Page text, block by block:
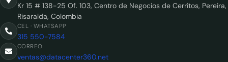
Kr 15 # 138-25 Of. 103, Centro de Negocios de Cerritos, Pereira,
Risaralda, Colombia
CEL · WHATSAPP
315 550-7584
CORREO
ventas@datacenter360.net